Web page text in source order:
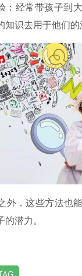
：经常带孩子到
识去用于他们的
外，这些方法也
潜力。